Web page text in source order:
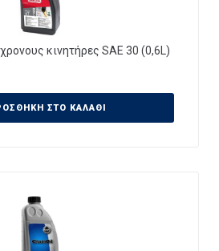
κινητήρες SAE 30 (0,6L)
ΣΤΟ ΚΑΛΆΘΙ